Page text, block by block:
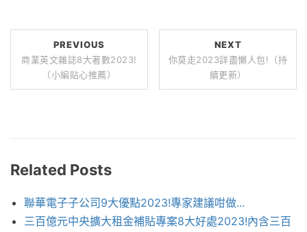
PREVIOUS
商業英文雜誌8大著數2023!
（小編貼心推薦）
NEXT
你莫走2023詳盡懶人包!（持
續更新）
Related Posts
聯華電子子公司9大優點2023!專家建議咁做...
三百億元中央擴大租金補貼專案8大好處2023!內含三百